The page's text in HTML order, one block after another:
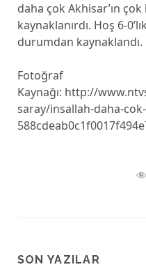
daha çok Akhisar’ın
kaynaklanırdı. Hoş 6-
durumdan kaynaklandı.
Fotoğraf
Kaynağı: http://
saray/insallah-daha-
SON YAZILAR